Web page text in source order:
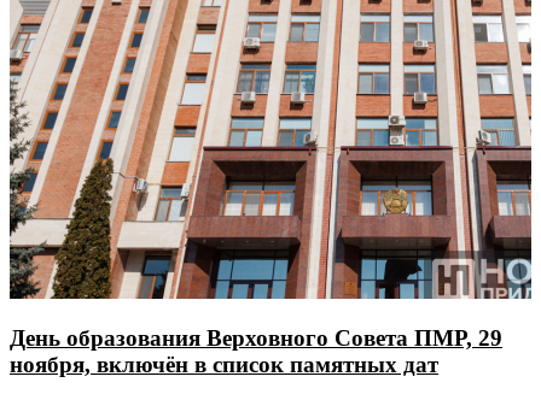
День образования Верховного Совета ПМР, 29
ноября, включён в список памятных дат